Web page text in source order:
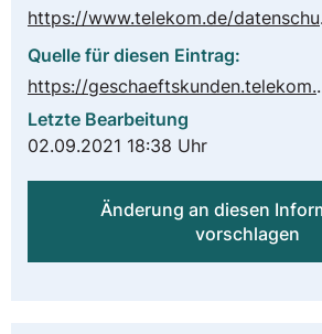
Quelle für diesen Eintrag:
https://
Letzte Bearbeitung
02.09.2021 18:38 Uhr
Änderung an diesen
vorschlagen